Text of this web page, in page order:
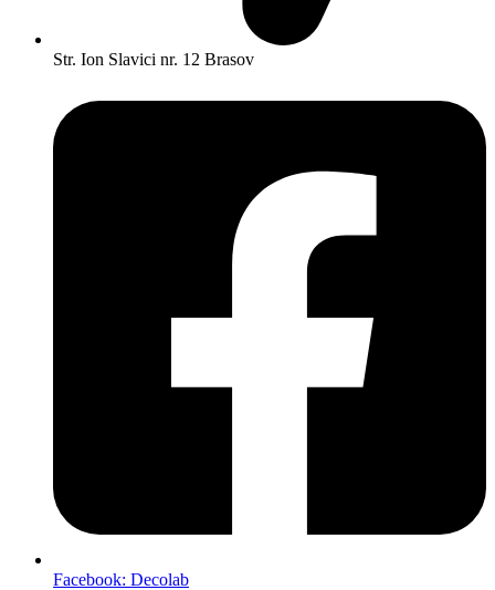
Str. Ion Slavici nr. 12 Brasov
Facebook: Decolab